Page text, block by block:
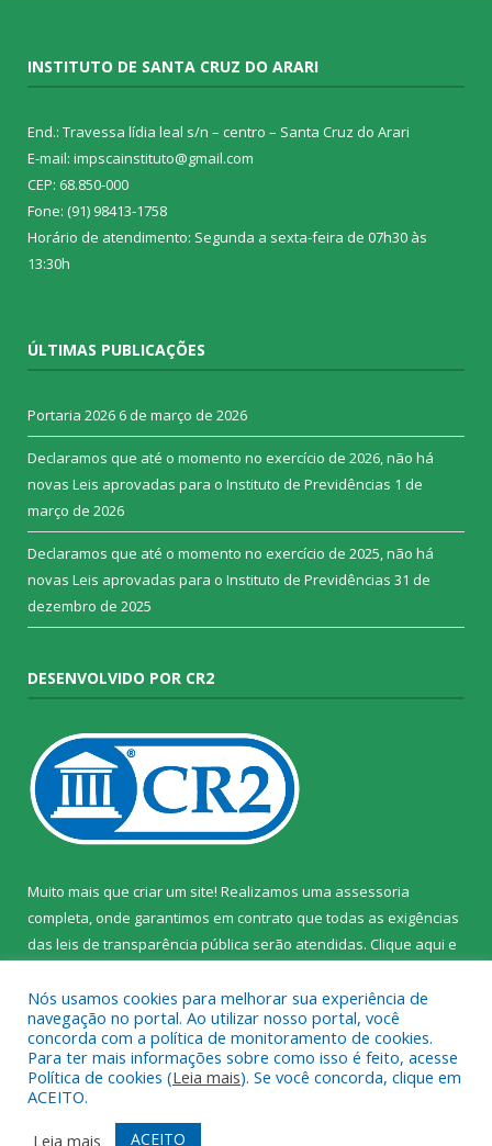
INSTITUTO DE SANTA CRUZ DO ARARI
End.: Travessa lídia leal s/n – centro – Santa Cruz do Arari
E-mail: impscainstituto@gmail.com
CEP: 68.850-000
Fone: (91) 98413-1758
Horário de atendimento: Segunda a sexta-feira de 07h30 às
13:30h
ÚLTIMAS PUBLICAÇÕES
Portaria 2026 6 de março de 2026
Declaramos que até o momento no exercício de 2026, não há
novas Leis aprovadas para o Instituto de Previdências 1 de
março de 2026
Declaramos que até o momento no exercício de 2025, não há
novas Leis aprovadas para o Instituto de Previdências 31 de
dezembro de 2025
DESENVOLVIDO POR CR2
Muito mais que criar um site! Realizamos uma assessoria
completa, onde garantimos em contrato que todas as exigências
das leis de transparência pública serão atendidas. Clique aqui e
Todos os direitos reservados ao Instituto de Santa Cruz do Arari.
Mapa do Site Acessar Área Administrativa
Nós usamos cookies para melhorar sua experiência de
navegação no portal. Ao utilizar nosso portal, você
concorda com a política de monitoramento de cookies.
Para ter mais informações sobre como isso é feito, acesse
Política de cookies (Leia mais). Se você concorda, clique em
ACEITO.
Leia mais
ACEITO